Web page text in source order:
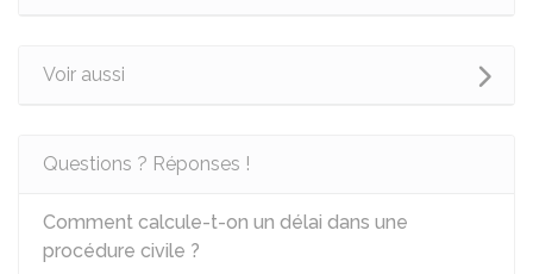
Voir aussi
Questions ? Réponses !
Comment calcule-t-on un délai dans une
procédure civile ?